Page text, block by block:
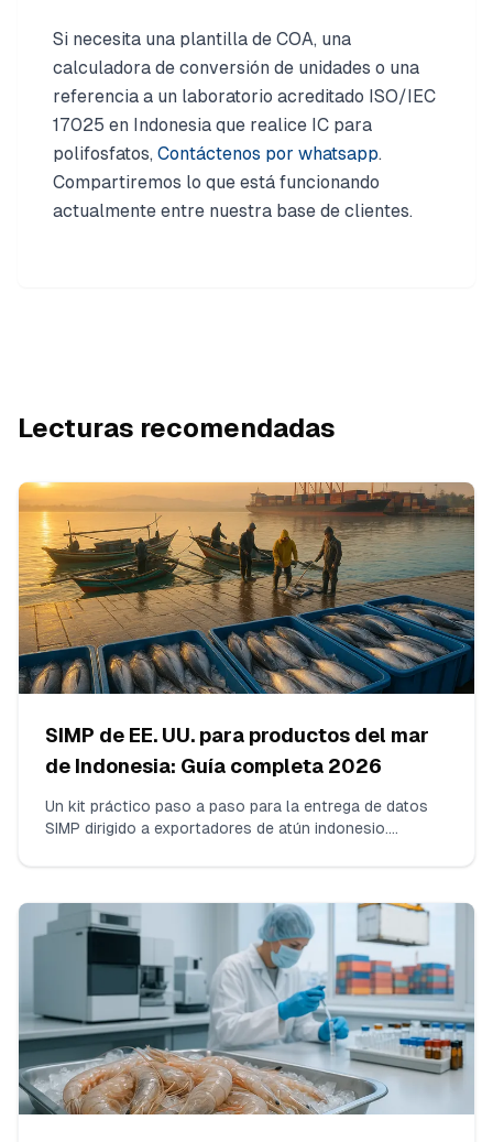
Si necesita una plantilla de COA, una
calculadora de conversión de unidades o una
referencia a un laboratorio acreditado ISO/IEC
17025 en Indonesia que realice IC para
polifosfatos, Contáctenos por whatsapp.
Compartiremos lo que está funcionando
actualmente entre nuestra base de clientes.
Lecturas recomendadas
SIMP de EE. UU. para productos del mar
de Indonesia: Guía completa 2026
Un kit práctico paso a paso para la entrega de datos
SIMP dirigido a exportadores de atún indonesio.
buques y de cadena de custodia para que su broker en
EE. UU. libere ACE sin retenciones.